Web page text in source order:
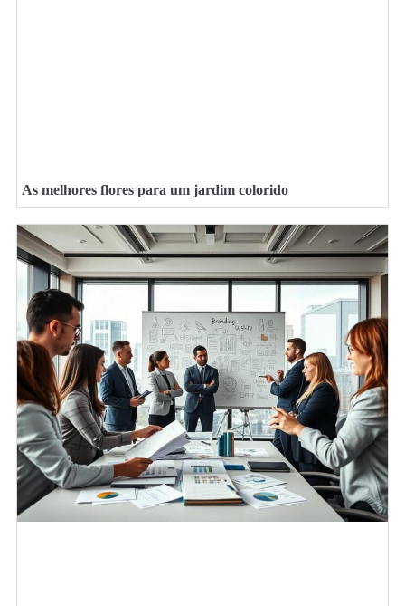
As melhores flores para um jardim colorido